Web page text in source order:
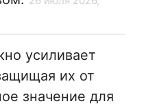
усиливает
их от
значение для